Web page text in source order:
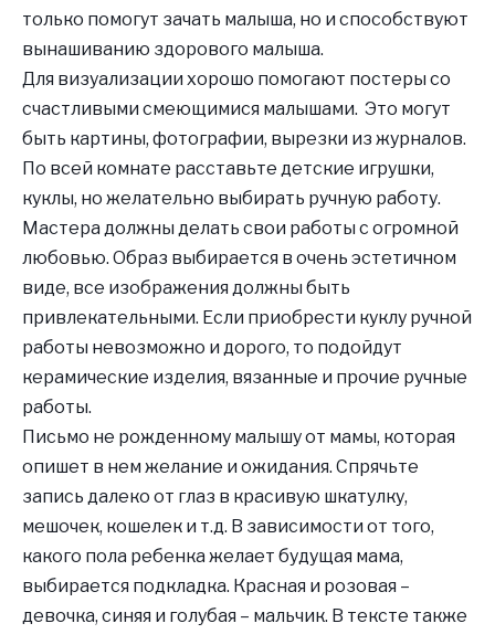
только помогут зачать малыша, но и способствуют
вынашиванию здорового малыша.
Для визуализации хорошо помогают постеры со
счастливыми смеющимися малышами. Это могут
быть картины, фотографии, вырезки из журналов.
По всей комнате расставьте детские игрушки,
куклы, но желательно выбирать ручную работу.
Мастера должны делать свои работы с огромной
любовью. Образ выбирается в очень эстетичном
виде, все изображения должны быть
привлекательными. Если приобрести куклу ручной
работы невозможно и дорого, то подойдут
керамические изделия, вязанные и прочие ручные
работы.
Письмо не рожденному малышу от мамы, которая
опишет в нем желание и ожидания. Спрячьте
запись далеко от глаз в красивую шкатулку,
мешочек, кошелек и т.д. В зависимости от того,
какого пола ребенка желает будущая мама,
выбирается подкладка. Красная и розовая –
девочка, синяя и голубая – мальчик. В тексте также